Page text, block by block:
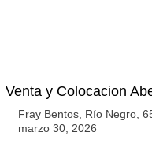
Venta y Colocacion
Fray Bentos, Río Negro,
marzo 30, 2026